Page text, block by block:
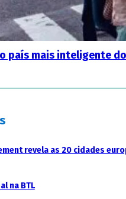
país mais inteligente
revela as 20 cidades
na BTL